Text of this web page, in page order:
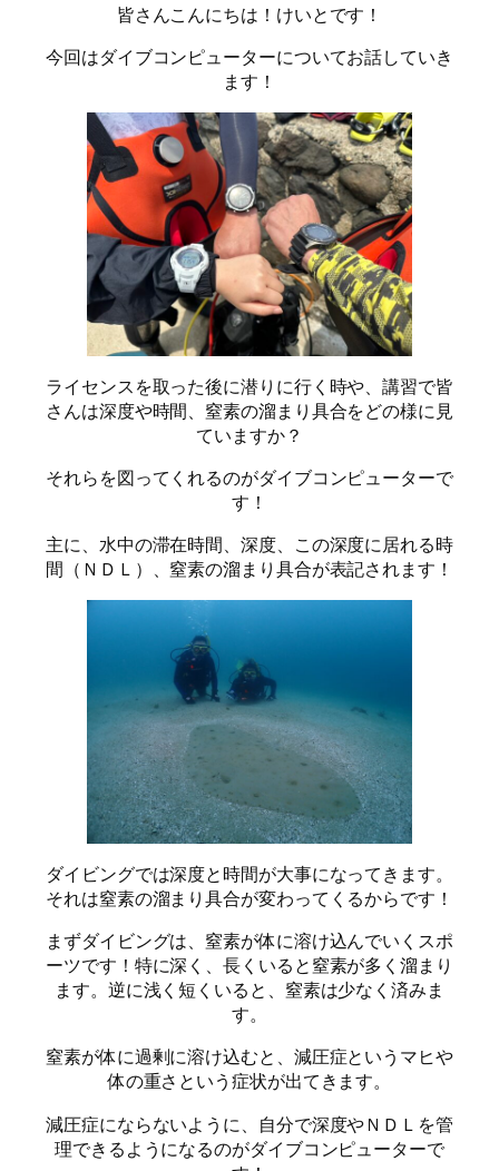
皆さんこんにちは！けいとです！
今回はダイブコンピューターについてお話していき
ます！
ライセンスを取った後に潜りに行く時や、講習で皆
さんは深度や時間、窒素の溜まり具合をどの様に見
ていますか？
それらを図ってくれるのがダイブコンピューターで
す！
主に、水中の滞在時間、深度、この深度に居れる時
間（ＮＤＬ）、窒素の溜まり具合が表記されます！
ダイビングでは深度と時間が大事になってきます。
それは窒素の溜まり具合が変わってくるからです！
まずダイビングは、窒素が体に溶け込んでいくスポ
ーツです！特に深く、長くいると窒素が多く溜まり
ます。逆に浅く短くいると、窒素は少なく済みま
す。
窒素が体に過剰に溶け込むと、減圧症というマヒや
体の重さという症状が出てきます。
減圧症にならないように、自分で深度やＮＤＬを管
理できるようになるのがダイブコンピューターで